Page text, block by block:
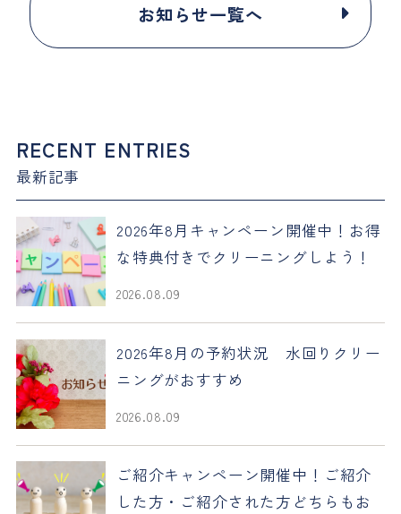
お知らせ一覧へ
RECENT ENTRIES
最新記事
2026年8月キャンペーン開催中！お得
な特典付きでクリーニングしよう！
2026.08.09
2026年8月の予約状況 水回りクリー
ニングがおすすめ
2026.08.09
ご紹介キャンペーン開催中！ご紹介
した方・ご紹介された方どちらもお